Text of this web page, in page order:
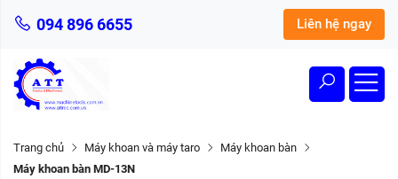
094 896 6655 Liên hệ ngay
Trang chủ Máy khoan và máy taro
Máy khoan bàn
Máy khoan bàn MD-13N